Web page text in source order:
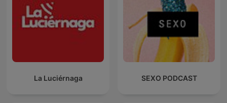
La Luciérnaga SEXO PODCAST